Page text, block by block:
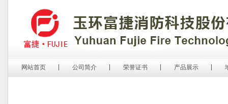
网站首页 公司简介 荣誉证书 产品展示